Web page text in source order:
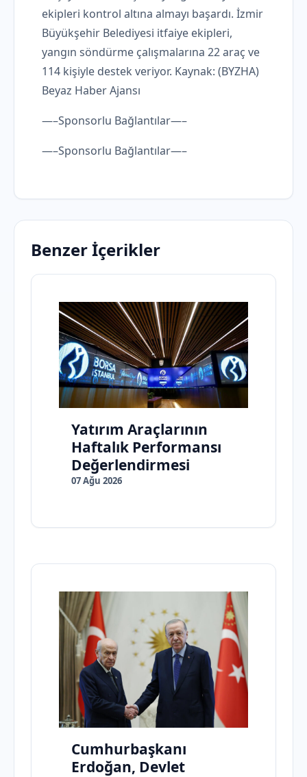
ekipleri kontrol altına almayı başardı. İzmir
Büyükşehir Belediyesi itfaiye ekipleri,
yangın söndürme çalışmalarına 22 araç ve
114 kişiyle destek veriyor. Kaynak: (BYZHA)
Beyaz Haber Ajansı
—–Sponsorlu Bağlantılar—–
—–Sponsorlu Bağlantılar—–
Benzer İçerikler
Yatırım Araçlarının
Haftalık Performansı
Değerlendirmesi
07 Ağu 2026
Cumhurbaşkanı
Erdoğan, Devlet